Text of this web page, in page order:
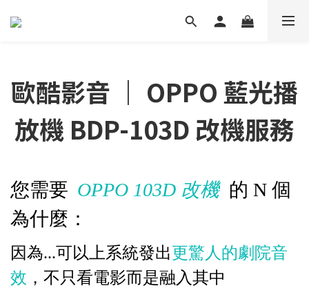
歐酷影音 ｜ OPPO 藍光播
放機 BDP-103D 改機服務
您需要 OPPO 103D 改機 的 N 個
為什麼 ：
因為...可以上系統發出更驚人的劇 院音
效 ，不只看電影而是融入其中